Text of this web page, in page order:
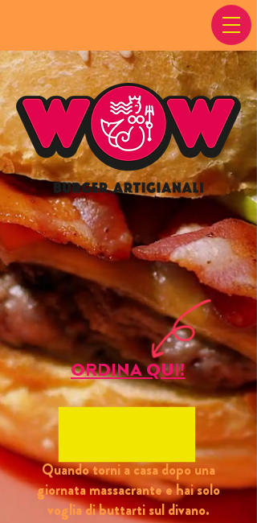
ORDINA QUI!
Quando torni a casa dopo una
giornata massacrante e hai solo
voglia di buttarti sul divano.